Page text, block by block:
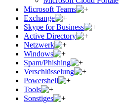
Microsoft Teams
Exchange
Skype for Business
Active Directory
Netzwerk
Windows
Spam/Phishing
Verschlüsselung
Powershell
Tools
Sonstiges